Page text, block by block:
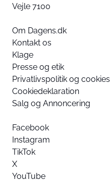
Vejle 7100
Om Dagens.dk
Kontakt os
Klage
Presse og etik
Privatlivspolitik og cookies
Cookiedeklaration
Salg og Annoncering
Facebook
Instagram
TikTok
X
YouTube